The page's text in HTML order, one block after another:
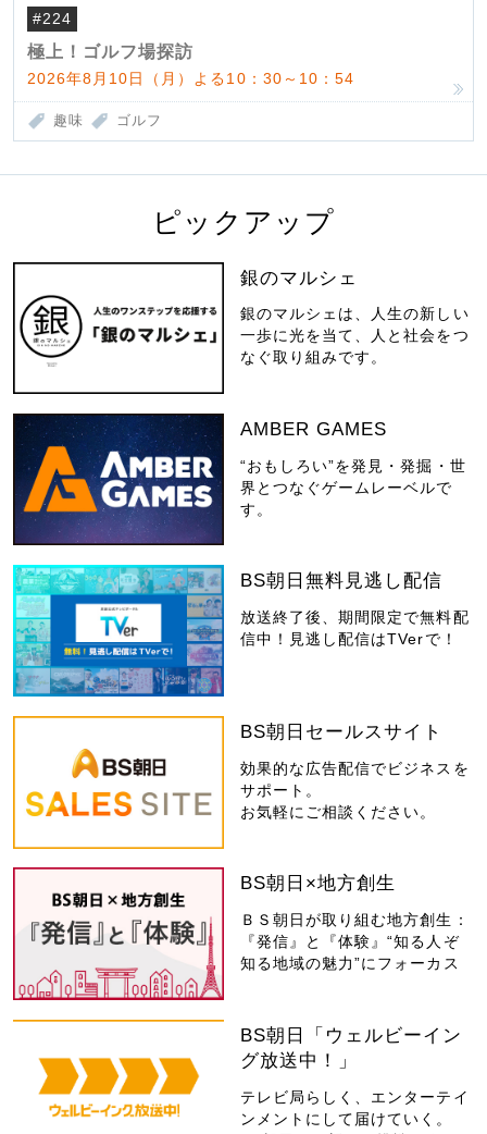
#224
極上！ゴルフ場探訪
2026年8月10日（月）よる10：30～10：54
趣味 ゴルフ
ピックアップ
銀のマルシェ
銀のマルシェは、人生の新しい
一歩に光を当て、人と社会をつ
なぐ取り組みです。
AMBER GAMES
“おもしろい”を発見・発掘・世
界とつなぐゲームレーベルで
す。
BS朝日無料見逃し配信
放送終了後、期間限定で無料配
信中！見逃し配信はTVerで！
BS朝日セールスサイト
効果的な広告配信でビジネスを
サポート。
お気軽にご相談ください。
BS朝日×地方創生
ＢＳ朝日が取り組む地方創生：
『発信』と『体験』“知る人ぞ
知る地域の魅力”にフォーカス
BS朝日「ウェルビーイン
グ放送中！」
テレビ局らしく、エンターテイ
ンメントにして届けていく。